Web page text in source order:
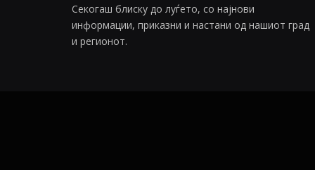
Секогаш блиску до луѓето, со најнови
информации, приказни и настани од нашиот град
и регионот.